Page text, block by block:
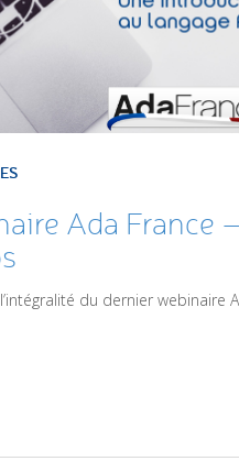
Ada France –
du dernier webinaire